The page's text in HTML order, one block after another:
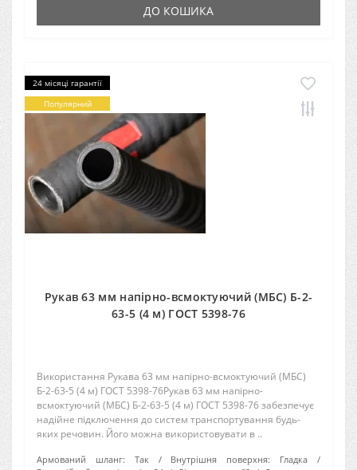
ДО КОШИКА
24 місяці гарантії
Популярний
Рукав 63 мм напірно-всмоктуючий (МБС) Б-2-
63-5 (4 м) ГОСТ 5398-76
Використання Рукава 63 мм напірно-всмоктуючий (МБС)
Б-2-63-5 (4 м) ГОСТ 5398-76Рукав 63 мм напірно-
всмоктуючий (МБС) Б-2-63-5 (4 м) ГОСТ 5398-76 забезпечує
надійне підключення до систем транспортування будь-
яких речовин. Його можна використовувати в ..
Армований шланг: Так Внутрішня поверхня:
Гладка